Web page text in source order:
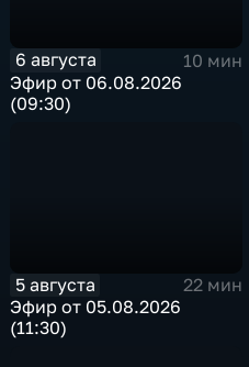
6 августа
10 мин
Эфир от 06.08.2026
(09:30)
5 августа
22 мин
Эфир от 05.08.2026
(11:30)